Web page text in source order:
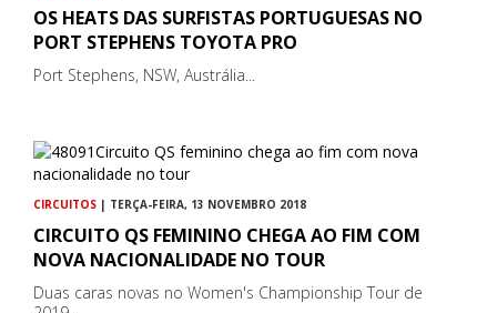
OS HEATS DAS SURFISTAS PORTUGUESAS NO
PORT STEPHENS TOYOTA PRO
Port Stephens, NSW, Austrália...
CIRCUITOS | TERÇA-FEIRA, 13 NOVEMBRO 2018
CIRCUITO QS FEMININO CHEGA AO FIM COM
NOVA NACIONALIDADE NO TOUR
Duas caras novas no Women's Championship Tour de